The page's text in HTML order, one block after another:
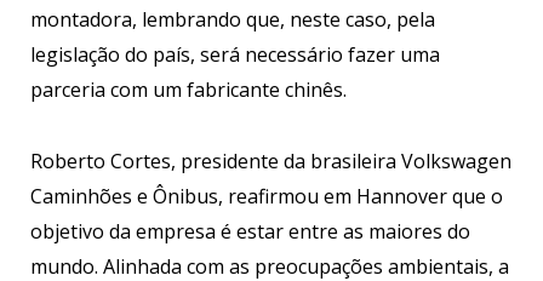
montadora, lembrando que, neste caso, pela
legislação do país, será necessário fazer uma
parceria com um fabricante chinês.
Roberto Cortes, presidente da brasileira Volkswagen
Caminhões e Ônibus, reafirmou em Hannover que o
objetivo da empresa é estar entre as maiores do
mundo. Alinhada com as preocupações ambientais, a